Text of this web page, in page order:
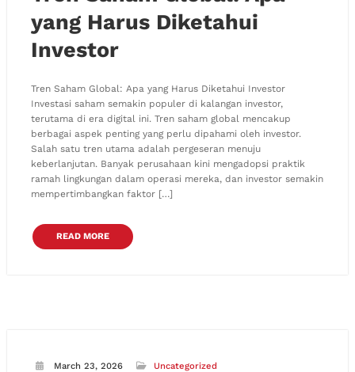
yang Harus Diketahui
Investor
Tren Saham Global: Apa yang Harus Diketahui Investor
Investasi saham semakin populer di kalangan investor,
terutama di era digital ini. Tren saham global mencakup
berbagai aspek penting yang perlu dipahami oleh investor.
Salah satu tren utama adalah pergeseran menuju
keberlanjutan. Banyak perusahaan kini mengadopsi praktik
ramah lingkungan dalam operasi mereka, dan investor semakin
mempertimbangkan faktor […]
READ MORE
March 23, 2026 Uncategorized